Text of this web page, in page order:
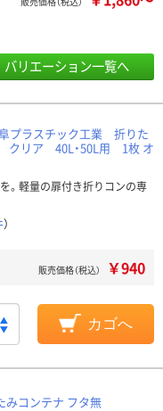
バリエーション一覧へ
プラスチック工業 折りた
クリア 40L・50L用 1枚 オ
。軽量の扉付き折りコンの専
）
販売価格（税込） ￥940
カゴへ
みコンテナ フタ無